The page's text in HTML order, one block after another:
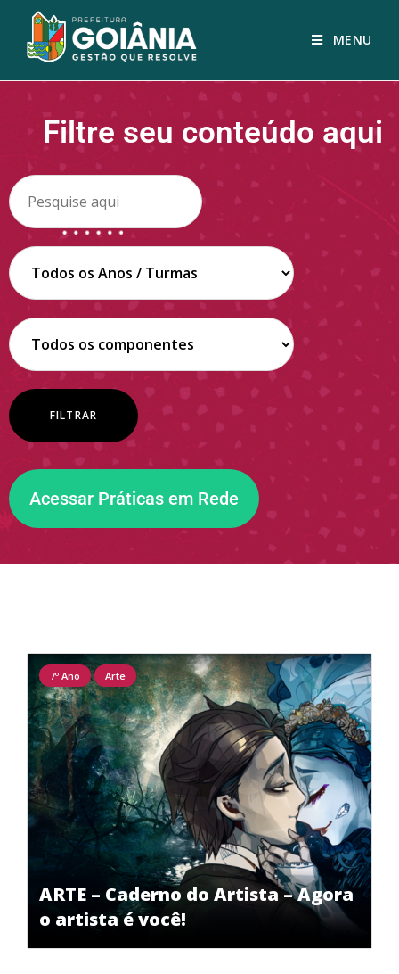
MENU
Filtre seu conteúdo aqui
Acessar Práticas em Rede
ARTE – Caderno do Artista – Agora
o artista é você!
7º Ano Arte